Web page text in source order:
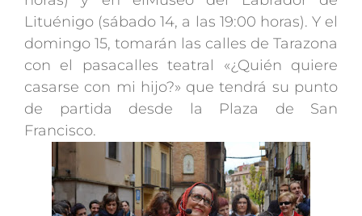
Lituénigo (sábado 14, a las 19:00 horas). Y el
domingo 15, tomarán las calles de Tarazona
con el pasacalles teatral «¿Quién quiere
casarse con mi hijo?» que tendrá su punto
de partida desde la Plaza de San
Francisco.